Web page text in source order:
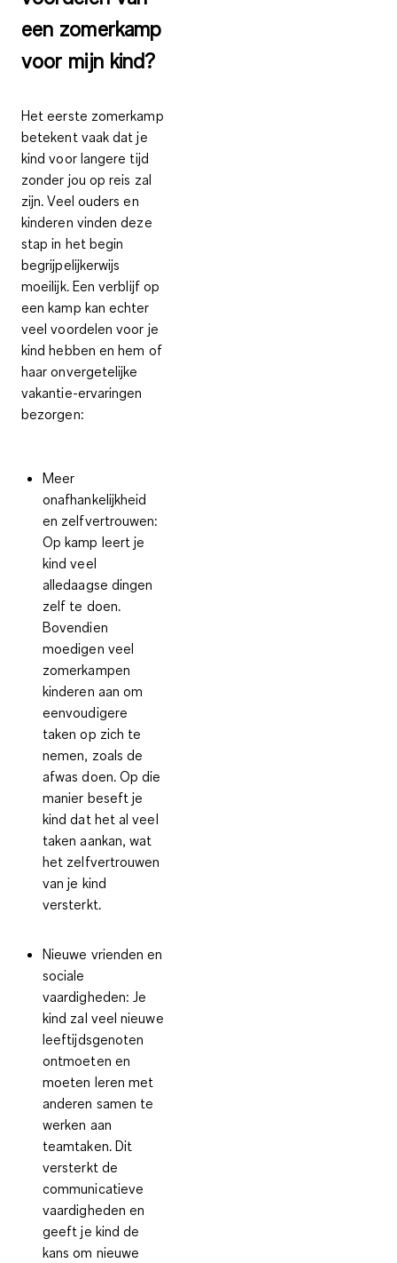
een zomerkamp
voor mijn kind?
Het eerste zomerkamp
betekent vaak dat je
kind voor langere tijd
zonder jou op reis zal
zijn. Veel ouders en
kinderen vinden deze
stap in het begin
begrijpelijkerwijs
moeilijk. Een verblijf op
een kamp kan echter
veelvoordelen voor je
kind hebben en hem of
haar onvergetelijke
vakantie-ervaringen
bezorgen:
Meer
onafhankelijkheid
en zelfvertrouwen:
Op kamp leert je
kind veel
alledaagse dingen
zelf te doen.
Bovendien
moedigen veel
zomerkampen
kinderen aan om
eenvoudigere
taken op zich te
nemen, zoals de
afwas doen. Op die
manier beseft je
kind dat het al veel
taken aankan, wat
het zelfvertrouwen
van je kind
versterkt.
Nieuwe vrienden en
sociale
vaardigheden:Je
kind zal veel nieuwe
leeftijdsgenoten
ontmoeten en
moeten leren met
anderen samen te
werken aan
teamtaken. Dit
versterkt de
communicatieve
vaardigheden en
geeft je kind de
kans om nieuwe